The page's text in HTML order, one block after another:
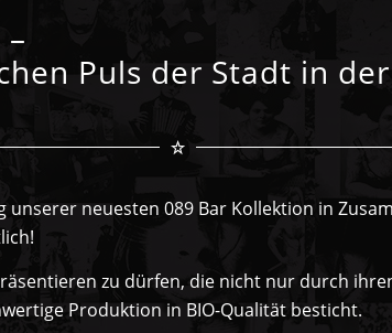
Puls der Stadt in
neuesten 089 Bar Kollektion in
zu dürfen, die nicht nur durch
Produktion in BIO-Qualität besticht.